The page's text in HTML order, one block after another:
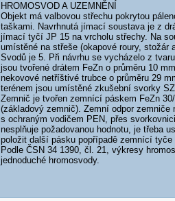
HROMOSVOD A UZEMNĚNÍ
Objekt má valbovou střechu pokrytou
taškami. Navrhnutá jímací soustava je z
jímací tyčí JP 15 na vrcholu střechy. Na
umístěné na střeše (okapové roury,
Svodů je 5. Při návrhu se vycházelo z
jsou tvořené drátem FeZn o průměru 10
nekovové netříštivé trubce o průměru 29
terénem jsou umístěné zkušební svorky
Zemnič je tvořen zemnící páskem FeZn
(základový zemnič). Zemní odpor
s ochraným vodičem PEN, přes
nesplňuje požadovanou hodnotu, je třeba
položit další pásku popřípadě zemnící
Podle ČSN 34 1390, čl. 21, výkresy
jednoduché hromosvody.